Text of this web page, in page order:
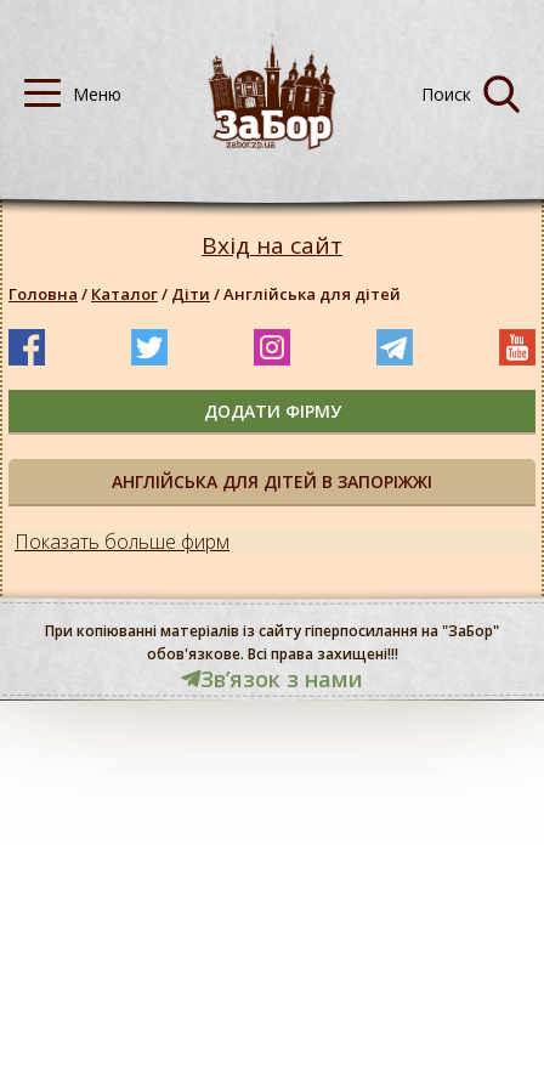
АНГЛІЙСЬКА ДЛЯ ДІТЕЙ В ЗАПОРІЖЖІ
Показать больше фирм
Вхід на сайт
Головна / Каталог/ Діти /Англійська для дітей
ДОДАТИ ФІРМУ
При копіюванні матеріалів із сайту гіперпосилання на "ЗаБор"
обов'язкове. Всі права захищені!!!
Звʼязок з нами